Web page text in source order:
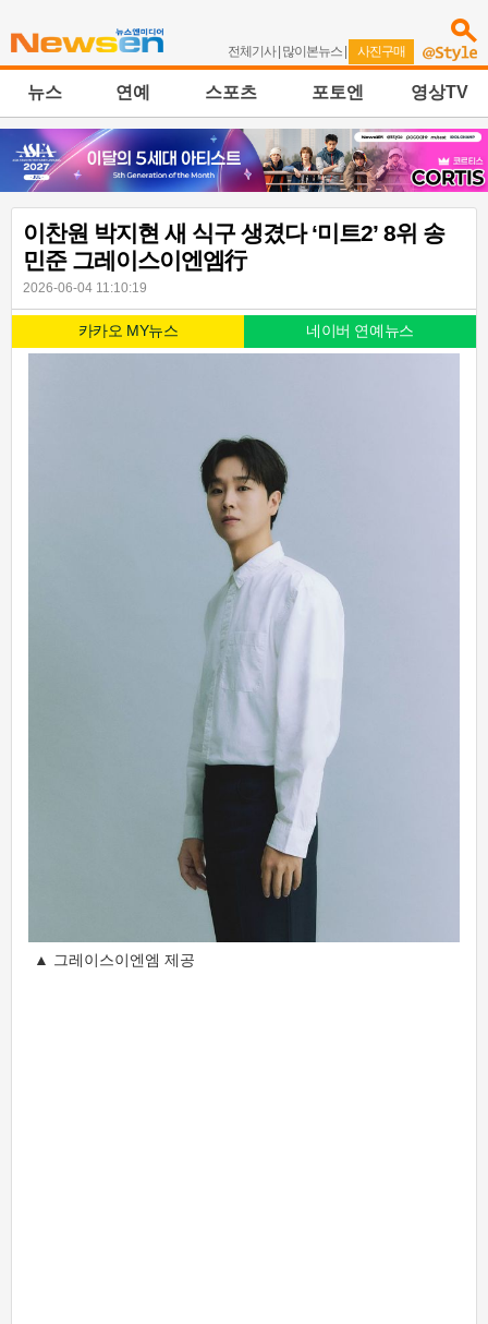
전체기사| 많이본뉴스 | 사진구매
뉴스 연예 스포츠 포토엔 영상TV
이찬원 박지현 새 식구 생겼다 ‘미트2’ 8위 송
민준 그레이스이엔엠行
2026-06-04 11:10:19
카카오 MY뉴스 네이버 연예뉴스
▲ 그레이스이엔엠 제공